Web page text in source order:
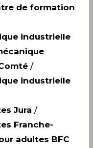
de formation
industrielle
/
industrielle
Jura /
Franche-
adultes BFC